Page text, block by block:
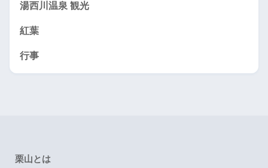
湯西川温泉 観光
紅葉
行事
栗山とは